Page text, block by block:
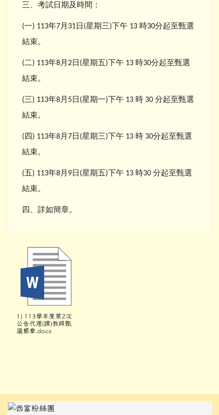
三、考試日期及時間：
(一) 113年7月 31日 (星期三)下午 13 時30分起至甄選
結束。
(二) 113年8月 2日 (星期五)下午 13 時30分起至甄選
結束。
(三) 113年8月 5日 (星期一)下午 13 時 30 分起至甄選
結束。
( 四) 113年8月 7日 (星期三)下午 13 時 30分起至甄選
結束。
(五) 113年8月 9日 (星期五)下午 13 時30 分起至甄選
結束。
四、詳如簡章。
1) 113學年度第2次
公告代理(課)教師甄
選簡章.docx
左邊區域內容